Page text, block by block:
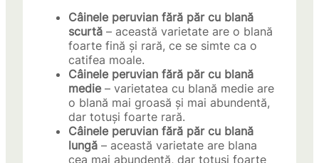
Câinele peruvian fără păr cu blană
scurtă – această varietate are o blană
foarte fină și rară, ce se simte ca o
catifea moale.
Câinele peruvian fără păr cu blană
medie– varietatea cu blană medie are
o blană mai groasă și mai abundentă,
dar totuși foarte rară.
Câinele peruvian fără păr cu blană
lungă – această varietate are blana
cea mai abundentă, dar totuși foarte